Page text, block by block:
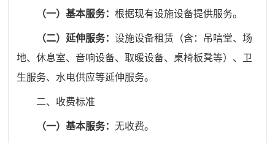
（一）基本服务：根据现有设施设备提供服务。
（二）延伸服务：设施设备租赁（含：吊唁堂、场
地、休息室、音响设备、取暖设备、桌椅板凳等）、卫
生服务、水电供应等延伸服务。
二、收费标准
（一）基本服务：无收费。